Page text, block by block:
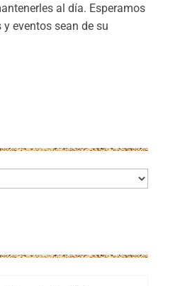
al día. Esperamos
eventos sean de su